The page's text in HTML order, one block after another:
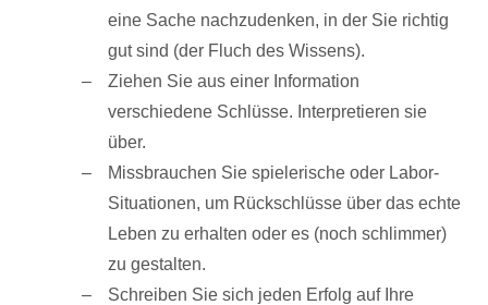
eine Sache nachzudenken, in der Sie richtig
gut sind (der Fluch des Wissens).
Ziehen Sie aus einer Information
verschiedene Schlüsse. Interpretieren sie
über.
Missbrauchen Sie spielerische oder Labor-
Situationen, um Rückschlüsse über das echte
Leben zu erhalten oder es (noch schlimmer)
zu gestalten.
Schreiben Sie sich jeden Erfolg auf Ihre